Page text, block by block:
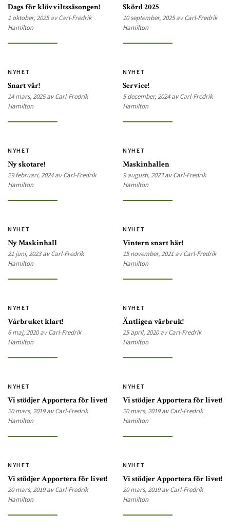
Dags för klövviltssäsongen!
1 oktober, 2025 av Carl-Fredrik
Hamilton
Skörd 2025
10 september, 2025 av Carl-Fredrik
Hamilton
NYHET
Snart vår!
14 mars, 2025 av Carl-Fredrik
Hamilton
NYHET
Service!
5 december, 2024 av Carl-Fredrik
Hamilton
NYHET
Ny skotare!
29 februari, 2024 av Carl-Fredrik
Hamilton
NYHET
Maskinhallen
9 augusti, 2023 av Carl-Fredrik
Hamilton
NYHET
Ny Maskinhall
21 juni, 2023 av Carl-Fredrik
Hamilton
NYHET
Vintern snart här!
15 november, 2021 av Carl-Fredrik
Hamilton
NYHET
Vårbruket klart!
6 maj, 2020 av Carl-Fredrik
Hamilton
NYHET
Äntligen vårbruk!
15 april, 2020 av Carl-Fredrik
Hamilton
NYHET
Vi stödjer Apportera för livet!
20 mars, 2019 av Carl-Fredrik
Hamilton
NYHET
Vi stödjer Apportera för livet!
20 mars, 2019 av Carl-Fredrik
Hamilton
NYHET
Vi stödjer Apportera för livet!
20 mars, 2019 av Carl-Fredrik
Hamilton
NYHET
Vi stödjer Apportera för livet!
20 mars, 2019 av Carl-Fredrik
Hamilton